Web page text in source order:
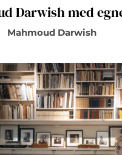
Darwish med
Mahmoud Darwish